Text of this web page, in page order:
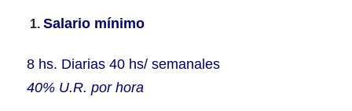
1.Salario mínimo
8 hs. Diarias 40 hs/ semanales
40% U.R. por hora